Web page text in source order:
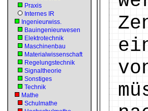
Praxis
Internes IR
Ingenieurwiss.
Bauingenieurwesen
Elektrotechnik
Maschinenbau
Materialwissenschaft
Regelungstechnik
Signaltheorie
Sonstiges
Technik
Mathe
Schulmathe